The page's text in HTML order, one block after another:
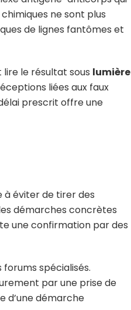
ne sont plus
de lignes fantômes et
le résultat sous lumière
liées aux faux
prescrit offre une
à éviter de tirer des
démarches concrètes
une confirmation par des
spécialisés.
par une prise de
d’une démarche